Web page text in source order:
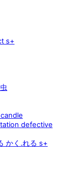
s+
defective
かく.れる s+